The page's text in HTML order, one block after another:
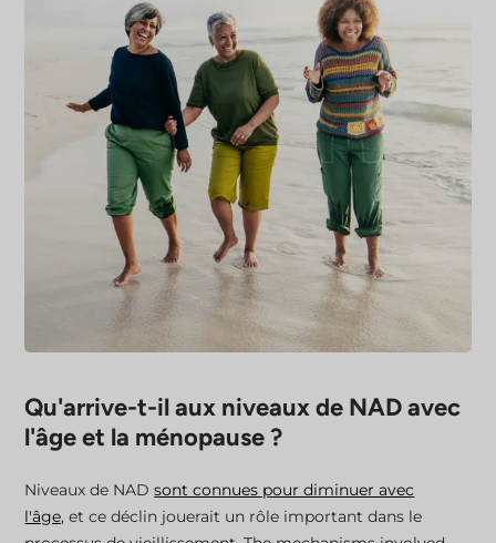
Qu'arrive-t-il aux niveaux de NAD avec
l'âge et la ménopause ?
Niveaux de NADsont connues pour diminuer avec
l'âge, et ce déclin jouerait un rôle important dans le